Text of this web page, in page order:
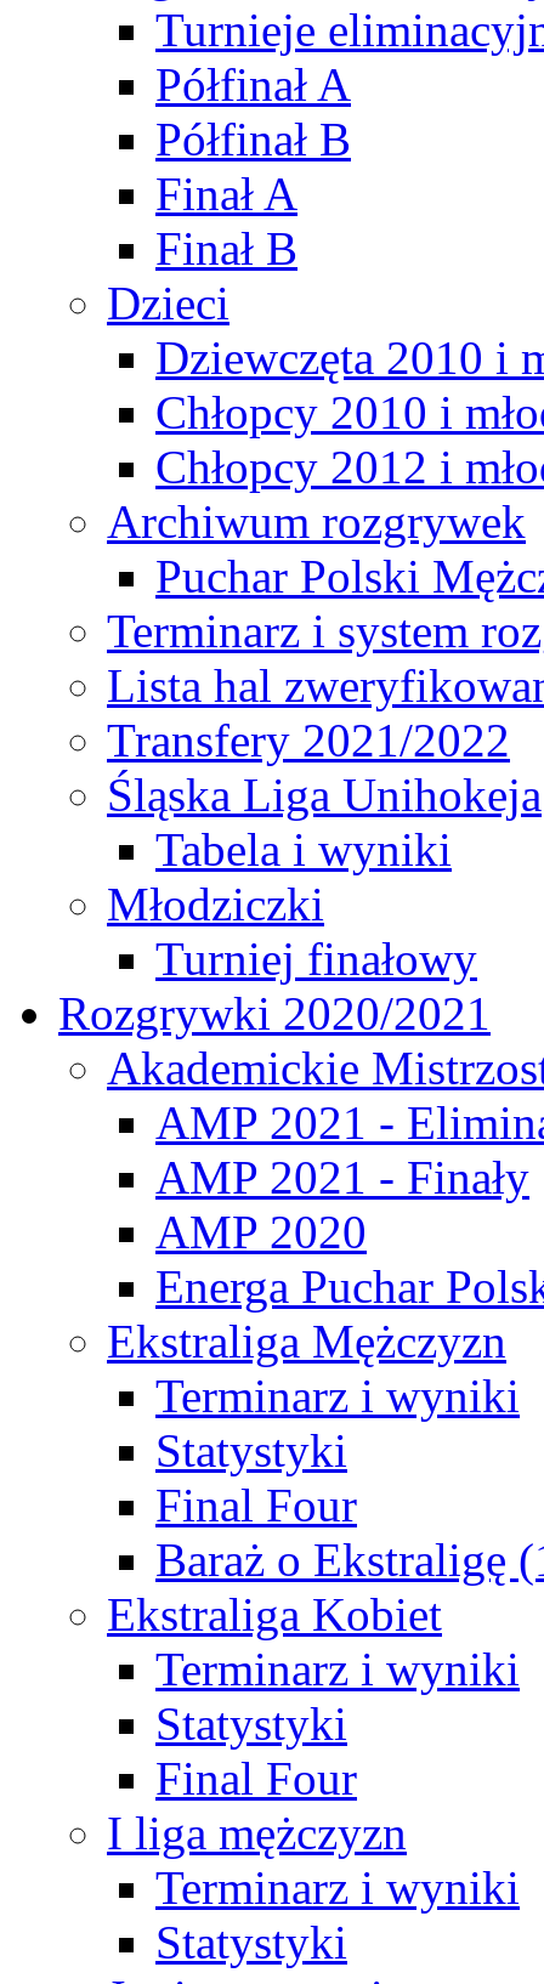
Turnieje
Półfinał A
Półfinał B
Finał A
Finał B
Dzieci
Dziewczęta 2010 i
Chłopcy 2010 i
Chłopcy 2012 i
Archiwum rozgrywek
Puchar Polski
Terminarz i system
Lista hal
Transfery 2021/2022
Śląska Liga Unihokeja
Tabela i wyniki
Młodziczki
Turniej finałowy
Rozgrywki 2020/2021
Akademickie
AMP 2021 -
AMP 2021 - Finały
AMP 2020
Energa Puchar
Ekstraliga Mężczyzn
Terminarz i wyniki
Statystyki
Final Four
Baraż o Ekstraligę
Ekstraliga Kobiet
Terminarz i wyniki
Statystyki
Final Four
I liga mężczyzn
Terminarz i wyniki
Statystyki